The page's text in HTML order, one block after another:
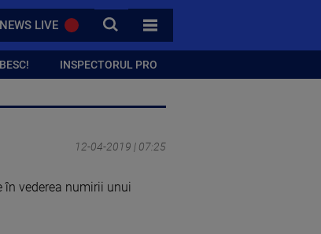
LIVE CAUTA
TOATE CATEGORIILE
INSPECTORUL PRO
12-04-2019 | 07:25
în vederea numirii unui